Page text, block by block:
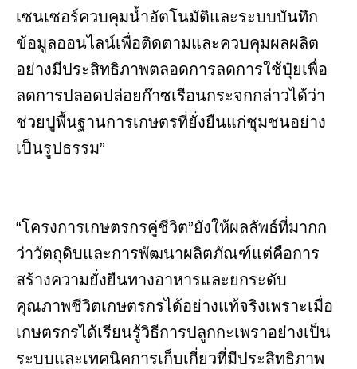
เซนเซอร์ควบคุมน้ำอัตโนมัติและระบบบันทึก
ข้อมูลออนไลน์เพื่อติดตามและควบคุมผลผลิต
อย่างมีประสิทธิภาพตลอดการลดการใช้ปุ๋ยเพื่อ
ลดการปลอดปล่อยก๊าซเรือนกระจกกล่าวได้ว่า
ช่วยปูพื้นฐานการเกษตรที่ยั่งยืนแก่ชุมชนอย่าง
เป็นรูปธรรม”
“โครงการเกษตรกรคู่ชีวิต”ยังให้ผลลัพธ์ที่มากก
ว่าวัตถุดิบและการพัฒนาผลิตภัณฑ์แต่คือการ
สร้างความยั่งยืนทางอาหารและยกระดับ
คุณภาพชีวิตเกษตรกรได้อย่างแท้จริงเพราะเมื่อ
เกษตรกรได้เรียนรู้วิธีการปลูกกะเพราอย่างเป็น
ระบบและเทคนิคการเก็บเกี่ยวที่มีประสิทธิภาพ